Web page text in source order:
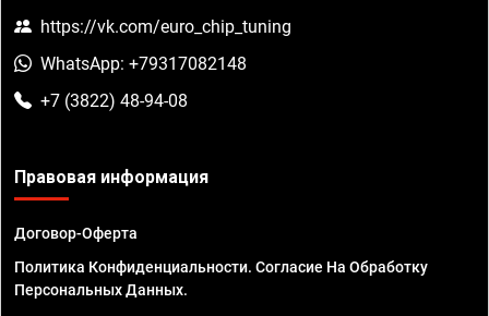
https://vk.com/euro_chip_tuning
WhatsApp: +79317082148
+7 (3822) 48-94-08
Правовая информация
Договор-Оферта
Политика Конфиденциальности. Согласие На Обработку
Персональных Данных.